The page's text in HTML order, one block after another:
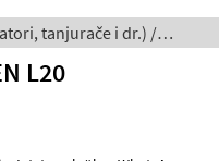
tanjurače i dr.) /
L20